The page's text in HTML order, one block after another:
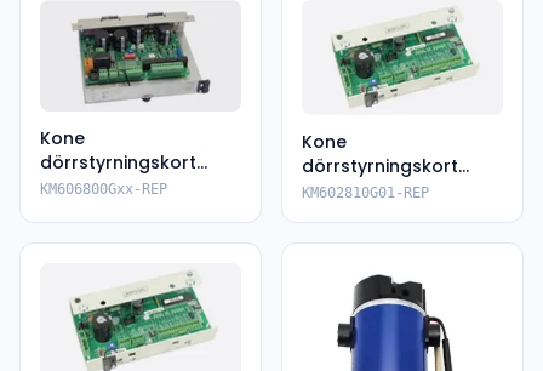
Kone
dörrstyrningskort
KM606800Gxx
KM606800Gxx-REP
Kone
dörrstyrningskort
KM602810G01
KM602810G01-REP